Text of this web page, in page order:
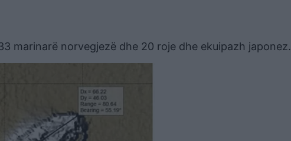
marinarë norvegjezë dhe 20 roje dhe ekuipazh japonez.